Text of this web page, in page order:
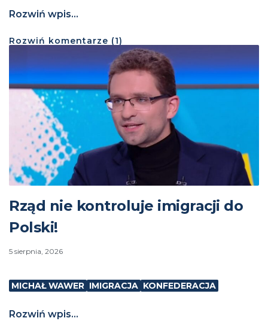
Rozwiń wpis...
Rozwiń komentarze (1)
Rząd nie kontroluje imigracji do
Polski!
5 sierpnia, 2026
MICHAŁ WAWER IMIGRACJA KONFEDERACJA
Rozwiń wpis...